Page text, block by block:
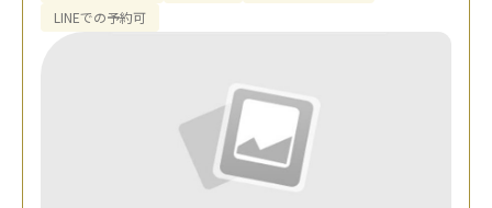
LINEでの予約可